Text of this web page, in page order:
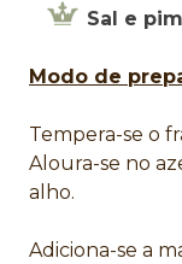
Sal e
Modo de
Tempera-se o
Aloura-se no
alho.
Adiciona-se a